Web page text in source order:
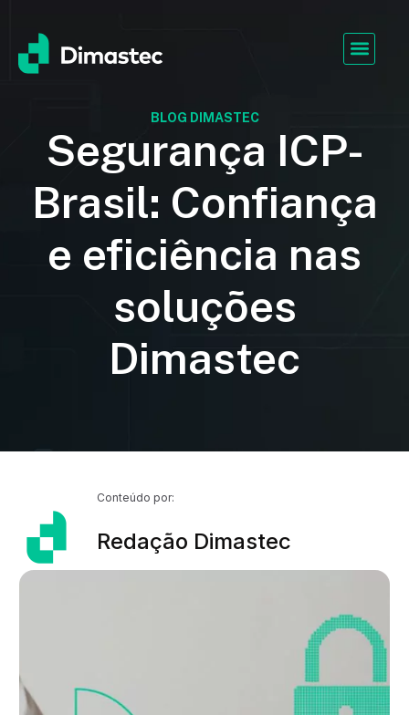
BLOG DIMASTEC
Segurança ICP-
Brasil: Confiança
e eficiência nas
soluções
Dimastec
Redação Dimastec
Conteúdo por: